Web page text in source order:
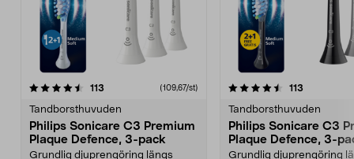
113 (109,67/st)
Tandborsthuvuden
Philips Sonicare C3 Premium
Plaque Defence, 3-pack
Grundlig djuprengöring längs
4.5av 5 stjärnor 113
Tandborsthuvuden
Philips Sonicare C3
Plaque Defence, 3-
Grundlig djuprengöring
4.5av 5 stjärnor